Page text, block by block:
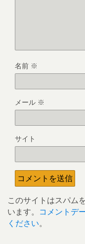
名前 ※
メール ※
サイト
このサイトはスパム
います。 コメントデ
ください。